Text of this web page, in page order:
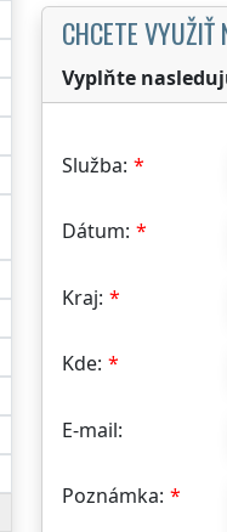
CHCETE
Vyplňte
Služba:
Dátum:
Kraj:
Kde:
E-mail:
Poznámka: